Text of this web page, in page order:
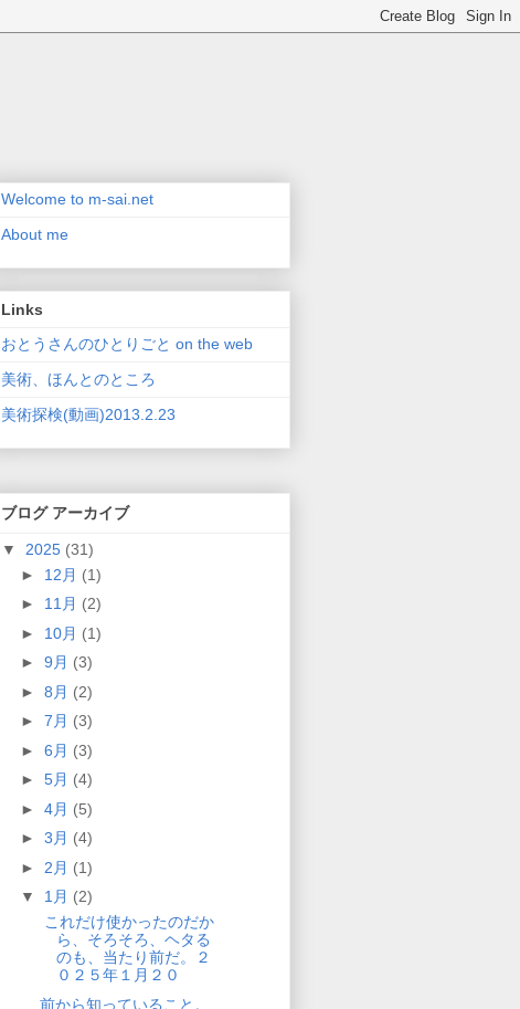
Welcome to m-sai.net
About me
Links
おとうさんのひとりごと on the web
美術、ほんとのところ
美術探検(動画)2013.2.23
ブログ アーカイブ
▼ 2025 (31)
► 12月 (1)
► 11月 (2)
► 10月 (1)
► 9月 (3)
► 8月 (2)
► 7月 (3)
► 6月 (3)
► 5月 (4)
► 4月 (5)
► 3月 (4)
► 2月 (1)
▼ 1月 (2)
これだけ使かったのだか
ら、そろそろ、ヘタる
のも、当たり前だ。２
０２５年１月２０
前から知っていること。